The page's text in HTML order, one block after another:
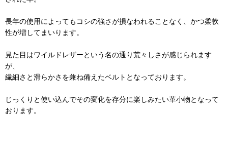
長年の使用によってもコシの強さが損なわれることなく、かつ柔軟
性が増してまいります。
見た目はワイルドレザーという名の通り荒々しさが感じられます
が、
繊細さと滑らかさを兼ね備えたベルトとなっております。
じっくりと使い込んでその変化を存分に楽しみたい革小物となって
おります。